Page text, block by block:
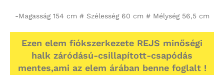
-Magasság 154 cm # Szélesség 60 cm # Mélység 56,5 cm
Ezen elem fiókszerkezete REJS minőségi
halk záródású-csillapított-csapódás
mentes,ami az elem árában benne foglalt !